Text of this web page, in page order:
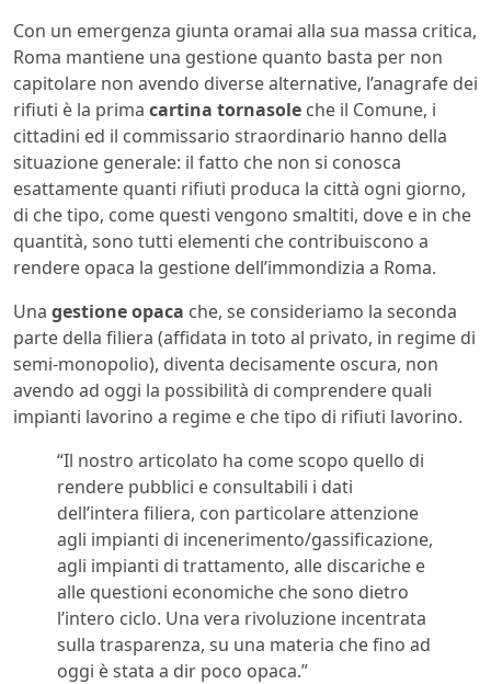
Con un emergenza giunta oramai alla sua massa critica,
Roma mantiene una gestione quanto basta per non
capitolare non avendo diverse alternative, l’anagrafe dei
rifiuti è la prima cartina tornasole che il Comune, i
cittadini ed il commissario straordinario hanno della
situazione generale: il fatto che non si conosca
esattamente quanti rifiuti produca la città ogni giorno,
di che tipo, come questi vengono smaltiti, dove e in che
quantità, sono tutti elementi che contribuiscono a
rendere opaca la gestione dell’immondizia a Roma.
Una gestione opaca che, se consideriamo la seconda
parte della filiera (affidata in toto al privato, in regime di
semi-monopolio), diventa decisamente oscura, non
avendo ad oggi la possibilità di comprendere quali
impianti lavorino a regime e che tipo di rifiuti lavorino.
“Il nostro articolato ha come scopo quello di
rendere pubblici e consultabili i dati
dell’intera filiera, con particolare attenzione
agli impianti di incenerimento/gassificazione,
agli impianti di trattamento, alle discariche e
alle questioni economiche che sono dietro
l’intero ciclo. Una vera rivoluzione incentrata
sulla trasparenza, su una materia che fino ad
oggi è stata a dir poco opaca.”